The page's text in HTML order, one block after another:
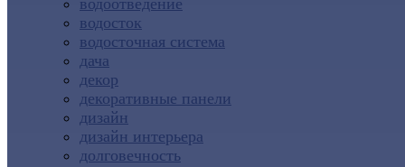
водоотведение
водосток
водосточная система
дача
декор
декоративные панели
дизайн
дизайн интерьера
долговечность